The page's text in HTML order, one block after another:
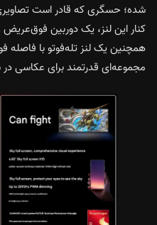
شده؛ حسگری که قادر است تصاویری
مجموعه‌ای قدرتمند برای عکاسی